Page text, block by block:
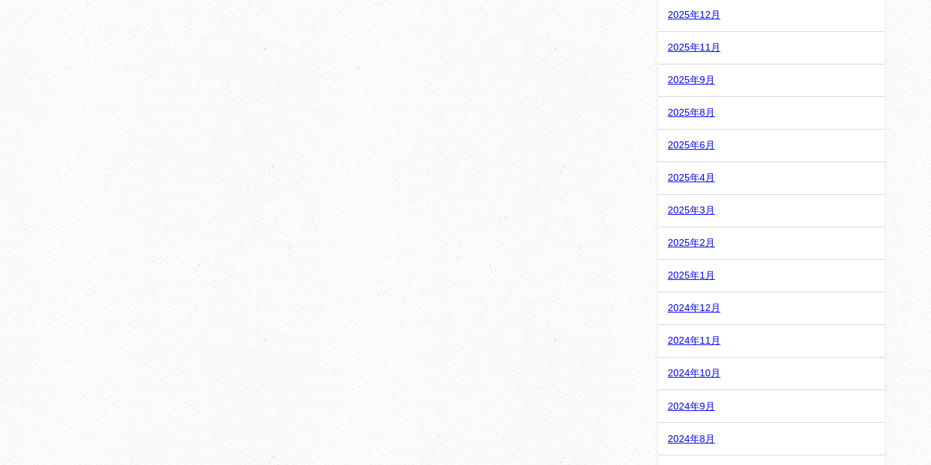
2025年12月
2025年11月
2025年9月
2025年8月
2025年6月
2025年4月
2025年3月
2025年2月
2025年1月
2024年12月
2024年11月
2024年10月
2024年9月
2024年8月